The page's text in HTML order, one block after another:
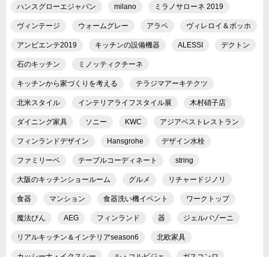
ハンスグローエジャパン milano ミラノサローネ 2019
ヴィンテージ ウォームグレー アラペ ヴィレロイ＆ボッホ
アンビエンテ2019 キッチンの設備機器 ALESSI デクトン
石のキッチン ミノッティクチーネ
キッチンから家づくりを考える テラジマアーキテクツ
北米スタイル インテリアライフスタイル展 木村硝子店
ダイニング家具 ソニー KWC アジアベストレストラン
フィンランドデザイン Hansgrohe デザイン水栓
ファミリーベ テーブルコーディネート string
大阪のキッチンショールーム グルメ リチャードジノリ
食器 マンション 食器洗い機イベント ワークトップ
魔法びん AEG フィンランド 器 ジェルバゾーニ
リアルキッチン＆インテリアseason6 北欧家具